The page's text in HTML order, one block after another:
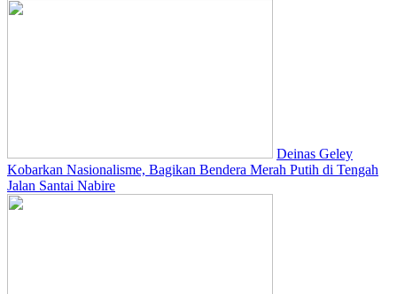
Deinas Geley
Kobarkan Nasionalisme, Bagikan Bendera Merah Putih di Tengah
Jalan Santai Nabire